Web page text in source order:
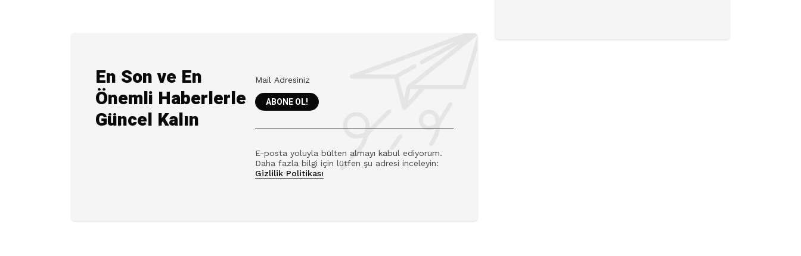
En Son ve En
Önemli Haberlerle
Güncel Kalın
E-posta yoluyla bülten almayı kabul ediyorum.
Daha fazla bilgi için lütfen şu adresi inceleyin:
Gizlilik Politikası